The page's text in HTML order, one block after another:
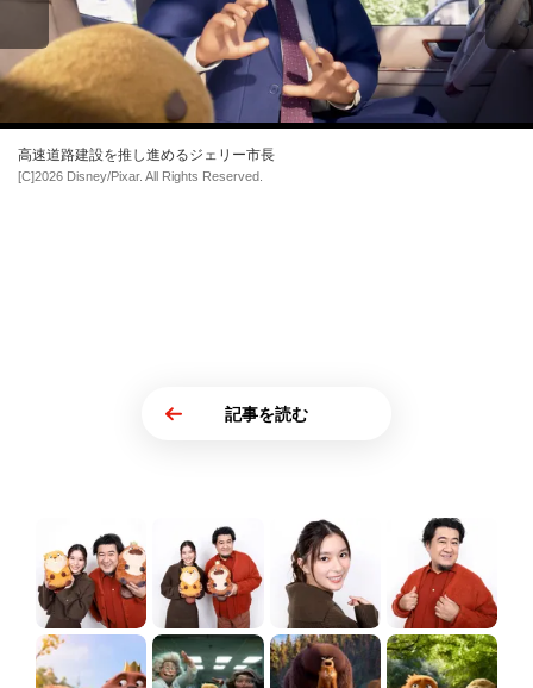
高速道路建設を推し進めるジェリー市長
[C]2026 Disney/Pixar. All Rights Reserved.
記事を読む